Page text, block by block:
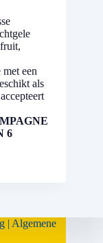
een
als
6
| Algemene